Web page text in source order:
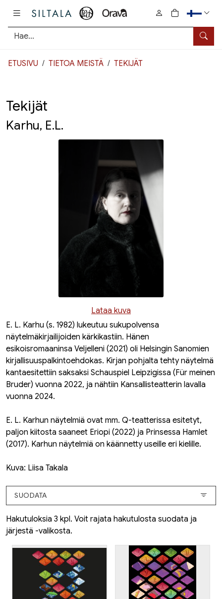
Hae
0
tuotetta
ETUSIVU TIETOA MEISTÄ TEKIJÄT
Tekijät
Karhu, E.L.
Lataa kuva
E. L. Karhu (s. 1982) lukeutuu sukupolvensa
näytelmäkirjailijoiden kärkikastiin. Hänen
esikoisromaaninsa Veljelleni (2021) oli Helsingin Sanomien
kirjallisuuspalkintoehdokas. Kirjan pohjalta tehty näytelmä
kantaesitettiin saksaksi Schauspiel Leipzigissa (Für meinen
Bruder) vuonna 2022, ja nähtiin Kansallisteatterin lavalla
vuonna 2024.
E. L. Karhun näytelmiä ovat mm. Q-teatterissa esitetyt,
paljon kiitosta saaneet Eriopi (2022) ja Prinsessa Hamlet
(2017). Karhun näytelmiä on käännetty useille eri kielille.
Kuva: Liisa Takala
SUODATA
Hakutuloksia 3 kpl. Voit rajata hakutulosta suodata ja
järjestä -valikosta.